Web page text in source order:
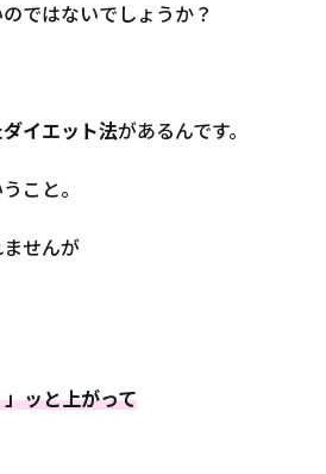
ではないでしょうか？
イエット法があるんです。
こと。
せんが
ッと上がって